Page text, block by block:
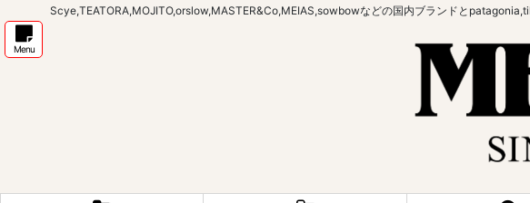
Scye,TEATORA,MOJITO,orslow,MASTER&Co,MEIAS,sowbowなどの国内ブランドと
Menu